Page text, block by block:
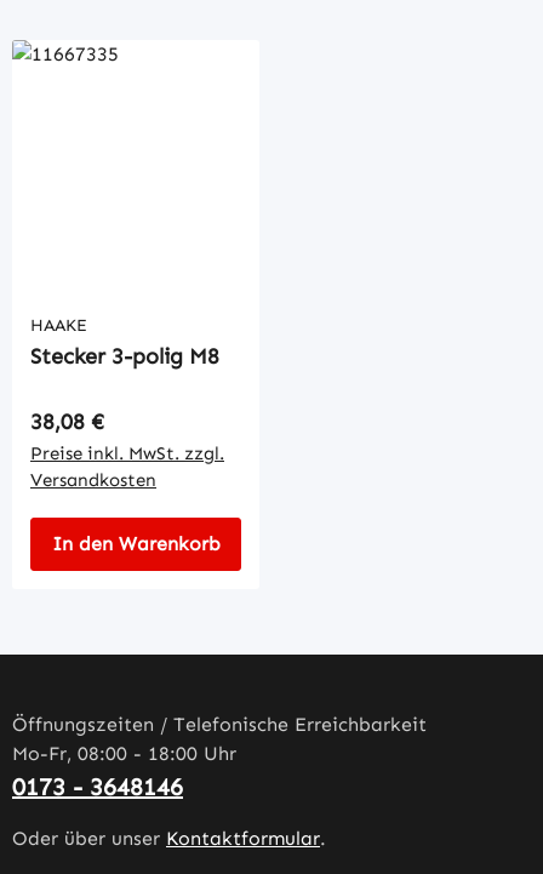
HAAKE
Stecker 3-polig M8
Regulärer Preis:
38,08 €
Preise inkl. MwSt. zzgl.
Versandkosten
In den Warenkorb
Öffnungszeiten / Telefonische Erreichbarkeit
Mo-Fr, 08:00 - 18:00 Uhr
0173 - 3648146
Oder über unser Kontaktformular.